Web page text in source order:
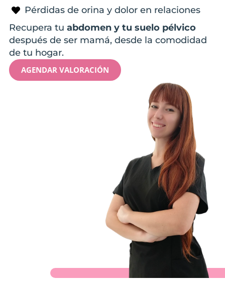
Pérdidas de orina y dolor en relaciones
Recupera tu abdomen y tu suelo pélvico
después de ser mamá, desde la comodidad
de tu hogar.
AGENDAR VALORACIÓN